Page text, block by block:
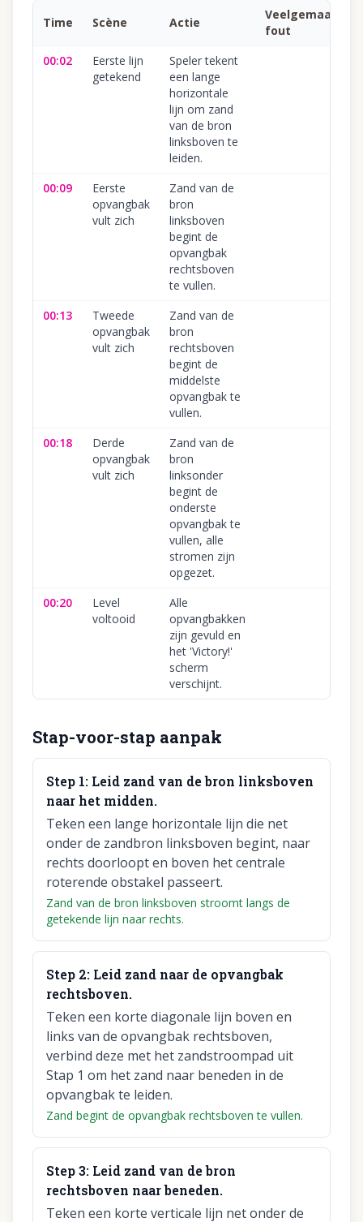
Time Scène Actie
Veelgemaakte
fout
00:02
Eerste lijn
getekend
Speler tekent
een lange
horizontale
lijn om zand
van de bron
linksboven te
leiden.
00:09
Eerste
opvangbak
vult zich
Zand van de
bron
linksboven
begint de
opvangbak
rechtsboven
te vullen.
00:13
Tweede
opvangbak
vult zich
Zand van de
bron
rechtsboven
begint de
middelste
opvangbak te
vullen.
00:18
Derde
opvangbak
vult zich
Zand van de
bron
linksonder
begint de
onderste
opvangbak te
vullen, alle
stromen zijn
opgezet.
00:20
Level
voltooid
Alle
opvangbakken
zijn gevuld en
het 'Victory!'
scherm
verschijnt.
Stap-voor-stap aanpak
Step 1: Leid zand van de bron linksboven
naar het midden.
Teken een lange horizontale lijn die net
onder de zandbron linksboven begint, naar
rechts doorloopt en boven het centrale
roterende obstakel passeert.
Zand van de bron linksboven stroomt langs de
getekende lijn naar rechts.
Step 2: Leid zand naar de opvangbak
rechtsboven.
Teken een korte diagonale lijn boven en
links van de opvangbak rechtsboven,
verbind deze met het zandstroompad uit
Stap 1 om het zand naar beneden in de
opvangbak te leiden.
Zand begint de opvangbak rechtsboven te vullen.
Step3: Leid zand van de bron
rechtsboven naar beneden.
Teken een korte verticale lijn net onder de